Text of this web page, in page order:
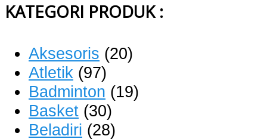
KATEGORI PRODUK :
Aksesoris (20)
Atletik (97)
Badminton (19)
Basket (30)
Beladiri (28)